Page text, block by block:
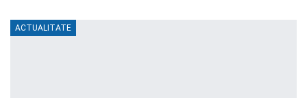
ACTUALITATE